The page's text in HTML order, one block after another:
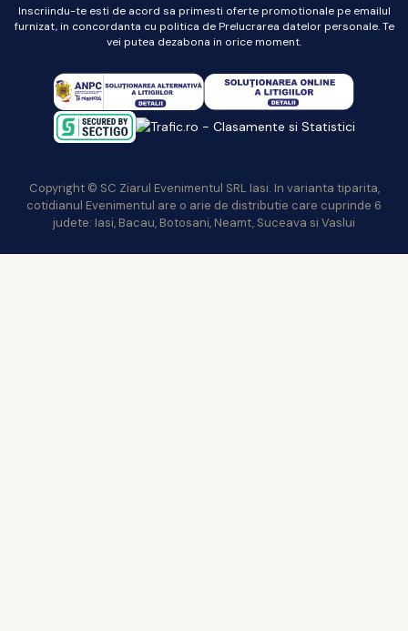
Inscriindu-te esti de acord sa primesti oferte promotionale pe emailul
furnizat, in concordanta cu politica de Prelucrarea datelor personale. Te
vei putea dezabona in orice moment.
Copyright © SC Ziarul Evenimentul SRL Iasi. In varianta tiparita,
cotidianul Evenimentul are o arie de distributie care cuprinde 6
judete: Iasi, Bacau, Botosani, Neamt, Suceava si Vaslui